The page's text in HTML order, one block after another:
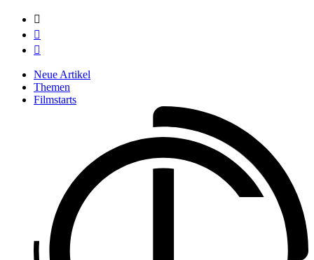



Neue Artikel
Themen
Filmstarts